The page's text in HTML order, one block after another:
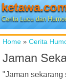
Cerita Lucu dan
Home » Cerita
Jaman
"Jaman sekarang